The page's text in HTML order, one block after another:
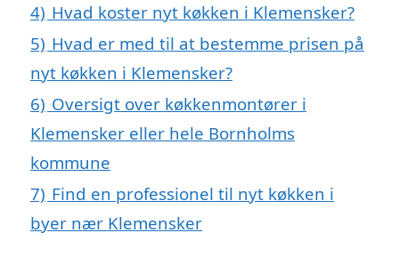
4) Hvad koster nyt køkken i Klemensker?
5) Hvad er med til at bestemme prisen på
nyt køkken i Klemensker?
6) Oversigt over køkkenmontører i
Klemensker eller hele Bornholms
kommune
7) Find en professionel til nyt køkken i
byer nær Klemensker